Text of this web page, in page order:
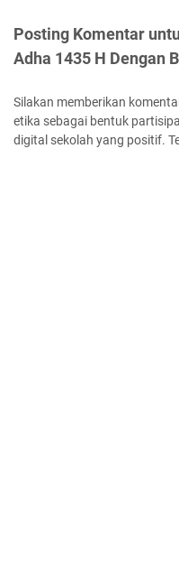
Posting Komentar
Adha 1435 H Dengan
Silakan memberikan
etika sebagai bentuk
digital sekolah yang positif.